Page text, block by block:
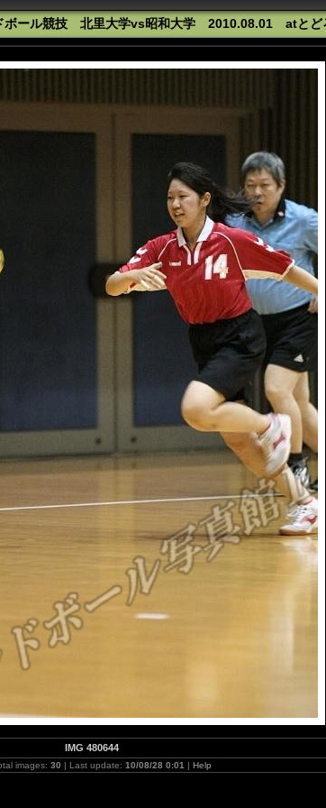
ボール競技 北里大学vs昭和大学 2010.08.01 atとど
IMG 480644
images: 30 | Last update: 10/08/28 0:01 | Help